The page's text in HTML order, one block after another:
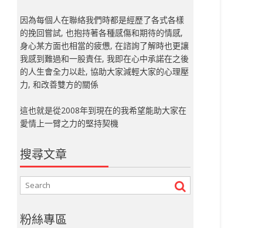
因為每個人在聯絡我們時都是經歷了各式各樣
的挽回嘗試, 也抱持著各種感傷和期待的情感,
身心某方面也相當的疲憊, 在諮詢了解時也更讓
我感到難過和一股責任, 我即在心中承諾在之後
的人生會全力以赴, 協助大家減輕大家的心理壓
力, 和改善雙方的關係
這也就是從2008年到現在的我希望能助大家在
愛情上一臂之力的堅持契機
搜尋文章
粉絲專區